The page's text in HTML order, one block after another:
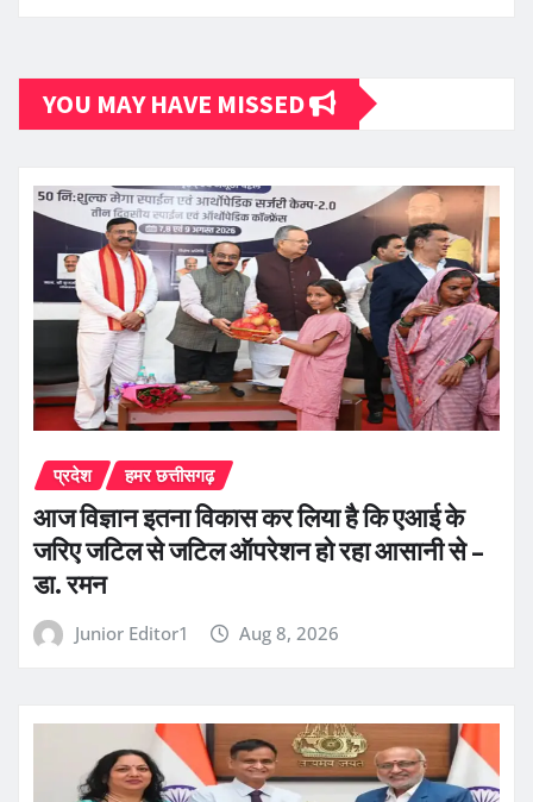
YOU MAY HAVE MISSED
प्रदेश हमर छत्तीसगढ़
आज विज्ञान इतना विकास कर लिया है कि एआई के
जरिए जटिल से जटिल ऑपरेशन हो रहा आसानी से –
डा. रमन
Junior Editor1 Aug 8, 2026